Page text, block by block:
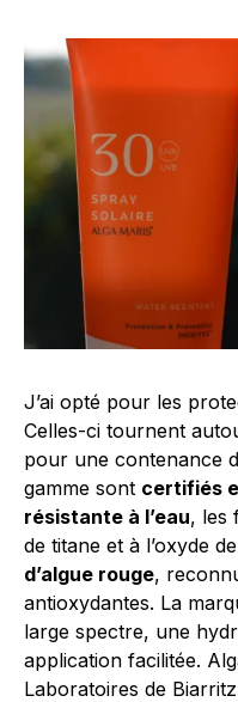
J’ai opté pour les
Celles-ci tournent
pour une contenance
gamme sont certifiés
résistante à l’eau, les
de titane et à l’oxyde
d’algue rouge,
antioxydantes. La
large spectre, une
application facilitée.
Laboratoires de